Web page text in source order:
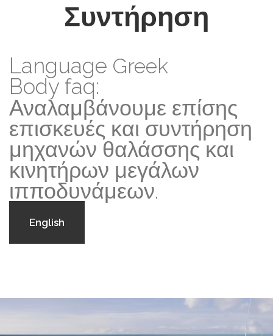
Συντήρηση
Language Greek
Body faq:
Αναλαμβάνουμε επίσης
επισκευές και συντήρηση
μηχανών θαλάσσης και
κινητήρων μεγάλων
ιπποδυνάμεων.
English